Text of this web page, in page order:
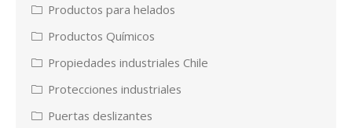
Productos para helados
Productos Químicos
Propiedades industriales Chile
Protecciones industriales
Puertas deslizantes